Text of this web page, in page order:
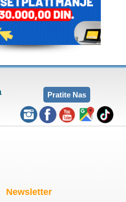
Pratite Nas
Newsletter